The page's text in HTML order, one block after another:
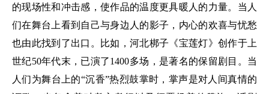
的现场性和冲击感，使作品的温度更具暖人的力量。当人
们在舞台上看到自己与身边人的影子，内心的欢喜与忧愁
也由此找到了出口。比如，河北梆子《宝莲灯》创作于上
世纪50年代末，已演了1400多场，是著名的保留剧目。当
人们为舞台上的“沉香”热烈鼓掌时，掌声是对人间真情的